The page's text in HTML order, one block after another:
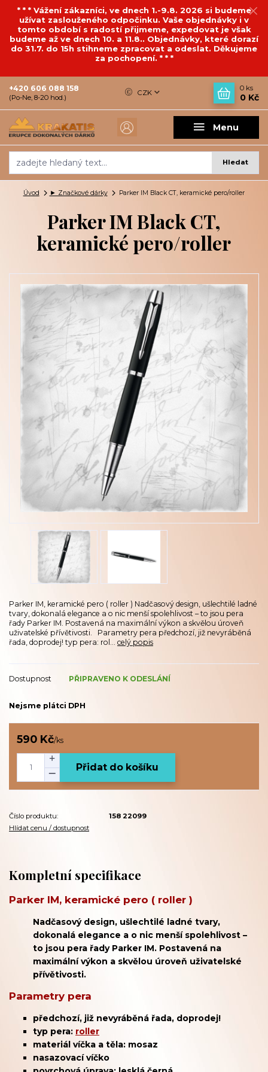
* * * Vážení zákazníci, ve dnech 1.-9.8. 2026 si budeme
užívat zaslouženého odpočinku. Vaše objednávky i v
tomto období s radostí přijmeme, expedovat je však
budeme až ve dnech 10. a 11.8.. Objednávky, které dorazí
do 31.7. do 15h stihneme zpracovat a odeslat. Děkujeme
za pochopení. * * *
Menu
CZK
Hledat
+420 606 088 158
(Po-Ne, 8-20 hod.)
0 ks
0 Kč
Úvod ► Značkové dárky Parker IM Black CT, keramické pero/roller
Parker IM Black CT,
keramické pero/roller
Parker IM, keramické pero ( roller ) Nadčasový design, ušlechtilé ladné
tvary, dokonalá elegance a o nic menší spolehlivost – to jsou pera
řady Parker IM. Postavená na maximální výkon a skvělou úroveň
uživatelské přívětivosti. Parametry pera předchozí, již nevyráběná
řada, doprodej! typ pera: rol... celý popis
Dostupnost PŘIPRAVENO K ODESLÁNÍ
Nejsme plátci DPH
590 Kč/ks
Přidat do košíku
Číslo produktu:
158 22099
Hlídat cenu / dostupnost
Kompletní specifikace
Parker IM, keramické pero ( roller )
Nadčasový design, ušlechtilé ladné tvary,
dokonalá elegance a o nic menší spolehlivost –
to jsou pera řady Parker IM. Postavená na
maximální výkon a skvělou úroveň uživatelské
přívětivosti.
Parametry pera
předchozí, již nevyráběná řada, doprodej!
typ pera: roller
materiál víčka a těla: mosaz
nasazovací víčko